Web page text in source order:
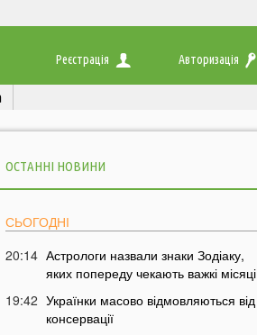
Реєстрація Авторизація
ОСТАННІ НОВИНИ
СЬОГОДНІ
20:14 Астрологи назвали знаки Зодіаку,
яких попереду чекають важкі місяці
19:42 Українки масово відмовляються від
консервації